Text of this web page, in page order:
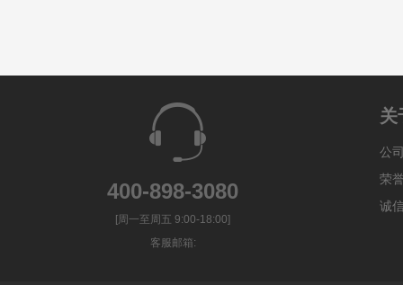
400-898-3080
[周一至周五 9:00-18:00]
客服邮箱:
关
公
荣
诚